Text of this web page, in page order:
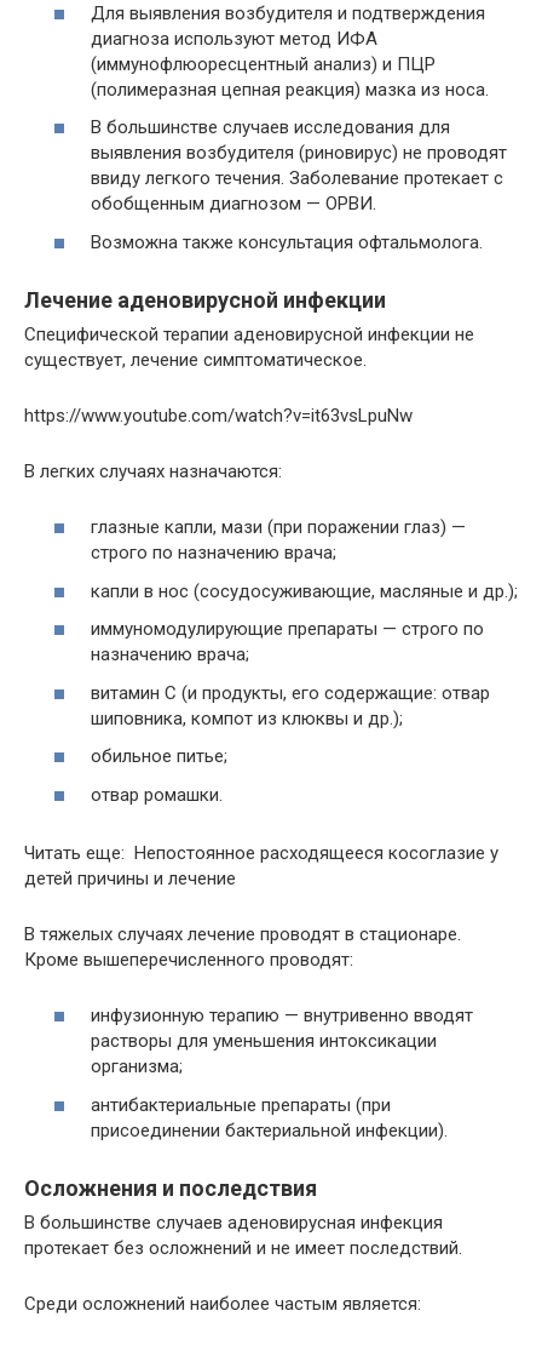
Для выявления возбудителя и подтверждения
диагноза используют метод ИФА
(иммунофлюоресцентный анализ) и ПЦР
(полимеразная цепная реакция) мазка из носа.
В большинстве случаев исследования для
выявления возбудителя (риновирус) не проводят
ввиду легкого течения. Заболевание протекает с
обобщенным диагнозом — ОРВИ.
Возможна также консультация офтальмолога.
Лечение аденовирусной инфекции
Специфической терапии аденовирусной инфекции не
существует, лечение симптоматическое.
https://www.youtube.com/watch?v=it63vsLpuNw
В легких случаях назначаются:
глазные капли, мази (при поражении глаз) —
строго по назначению врача;
капли в нос (сосудосуживающие, масляные и др.);
иммуномодулирующие препараты — строго по
назначению врача;
витамин С (и продукты, его содержащие: отвар
шиповника, компот из клюквы и др.);
обильное питье;
отвар ромашки.
Читать еще: Непостоянное расходящееся косоглазие у
детей причины и лечение
В тяжелых случаях лечение проводят в стационаре.
Кроме вышеперечисленного проводят:
инфузионную терапию — внутривенно вводят
растворы для уменьшения интоксикации
организма;
антибактериальные препараты (при
присоединении бактериальной инфекции).
Осложнения и последствия
В большинстве случаев аденовирусная инфекция
протекает без осложнений и не имеет последствий.
Среди осложнений наиболее частым является: